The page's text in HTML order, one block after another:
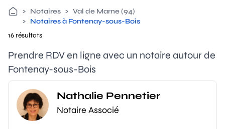
> Notaires > Val de Marne (94)
> Notaires à Fontenay-sous-Bois
16 résultats
Prendre RDV en ligne avec un notaire autour de
Fontenay-sous-Bois
Nathalie Pennetier
Notaire Associé